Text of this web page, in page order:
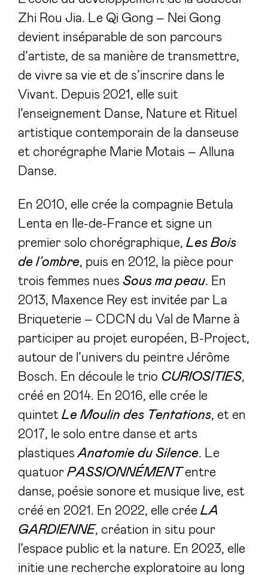
Zhi Rou Jia. Le Qi Gong – Nei Gong
devient inséparable de son parcours
d’artiste, de sa manière de transmettre,
de vivre sa vie et de s’inscrire dans le
Vivant. Depuis 2021, elle suit
l’enseignement Danse, Nature et Rituel
artistique contemporain de la danseuse
et chorégraphe Marie Motais – Alluna
Danse.
En 2010, elle crée la compagnie Betula
Lenta en Ile-de-France et signe un
premier solo chorégraphique, Les Bois
de l’ombre, puis en 2012, la pièce pour
trois femmes nues Sous ma peau. En
2013, Maxence Rey est invitée par La
Briqueterie – CDCN du Val de Marne à
participer au projet européen, B-Project,
autour de l’univers du peintre Jérôme
Bosch. En découle le trio CURIOSITIES,
créé en 2014. En 2016, elle crée le
quintet Le Moulin des Tentations, et en
2017, le solo entre danse et arts
plastiquesAnatomie du Silence. Le
quatuor PASSIONNÉMENTentre
danse, poésie sonore et musique live, est
créé en 2021. En 2022, elle crée LA
GARDIENNE, création in situ pour
l’espace public et la nature. En 2023, elle
initie une recherche exploratoire au long